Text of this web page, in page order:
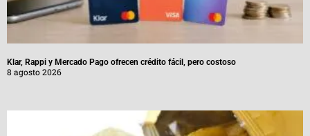
Klar, Rappi y Mercado Pago ofrecen crédito fácil, pero costoso
8 agosto 2026